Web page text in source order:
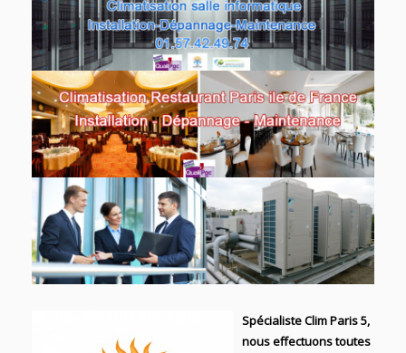
Spécialiste Clim Paris 5,
nous effectuons toutes